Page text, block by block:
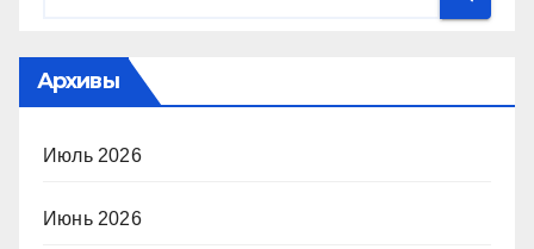
Архивы
Июль 2026
Июнь 2026